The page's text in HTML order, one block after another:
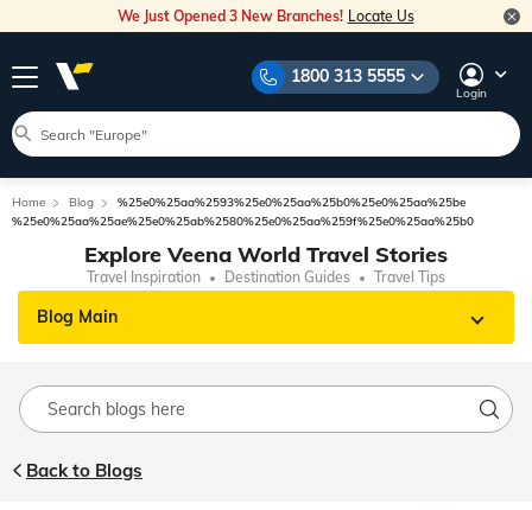
We Just Opened 3 New Branches! Locate Us
1800 313 5555
Login
Home Blog
%25e0%25aa%2593%25e0%25aa%25b0%25e0%25aa%25be
%25e0%25aa%25ae%25e0%25ab%2580%25e0%25aa%259f%25e0%25aa%25b0
Explore Veena World Travel Stories
Travel Inspiration Destination Guides Travel Tips
Blog Main
Back to Blogs